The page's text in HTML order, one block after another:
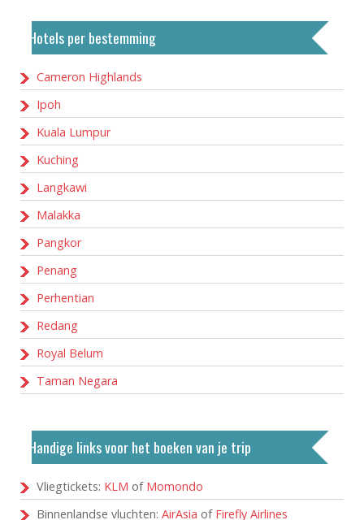
Hotels per bestemming
Cameron Highlands
Ipoh
Kuala Lumpur
Kuching
Langkawi
Malakka
Pangkor
Penang
Perhentian
Redang
Royal Belum
Taman Negara
Handige links voor het boeken van je trip
Vliegtickets: KLM of Momondo
Binnenlandse vluchten: AirAsia of Firefly Airlines